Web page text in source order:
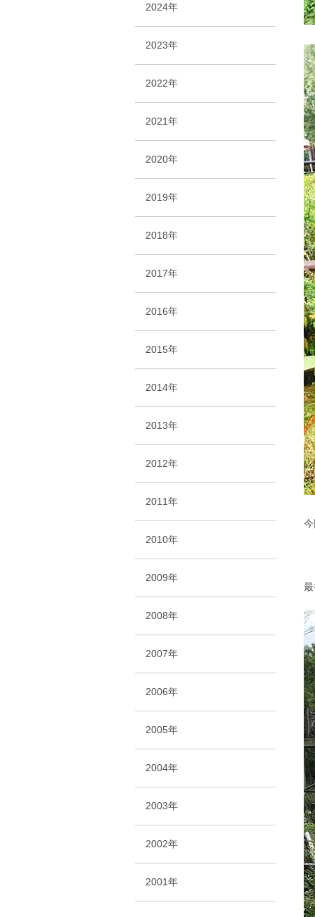
2024年
2023年
2022年
2021年
2020年
2019年
2018年
2017年
2016年
2015年
2014年
2013年
2012年
2011年
2010年
2009年
2008年
2007年
2006年
2005年
2004年
2003年
2002年
2001年